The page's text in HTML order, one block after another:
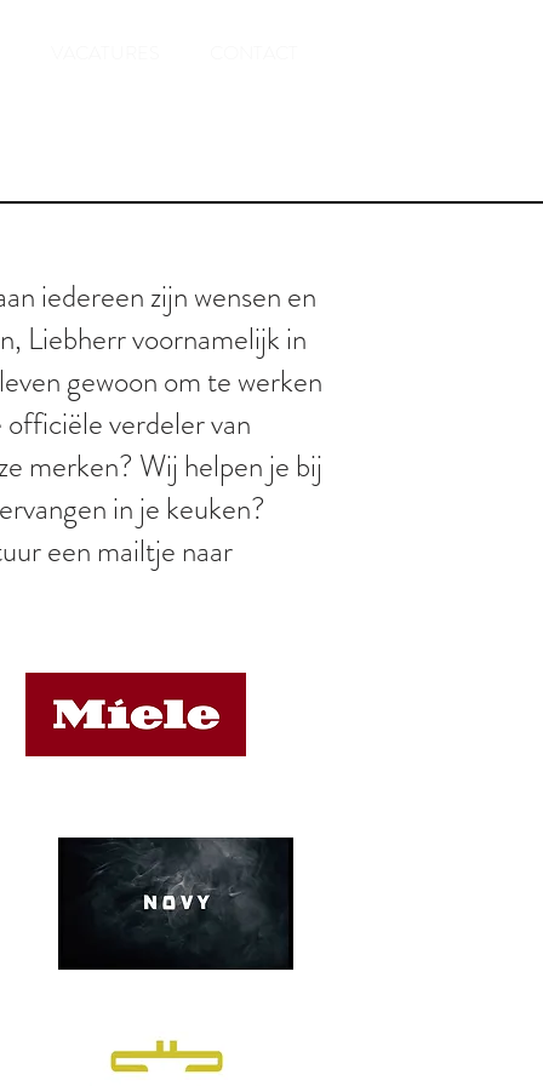
iedereen zijn wensen en
Liebherr voornamelijk in
gewoon om te werken
verdeler van
merken? Wij helpen je bij
in je keuken?
een mailtje naar